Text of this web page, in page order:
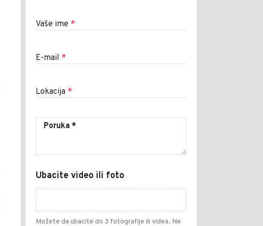
Vaše ime *
E-mail *
Lokacija *
Ubacite video ili foto
Možete da ubacite do 3 fotografije ili videa. Ne